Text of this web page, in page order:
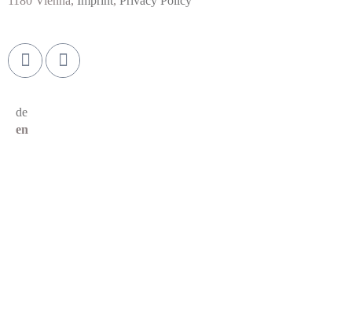
de
en